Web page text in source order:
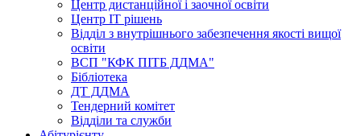
Центр дистанційної і заочної освіти
Центр ІТ рішень
Відділ з внутрішнього забезпечення якості вищої
освіти
ВСП "КФК ПІТБ ДДМА"
Бібліотека
ДТ ДДМА
Тендерний комітет
Відділи та служби